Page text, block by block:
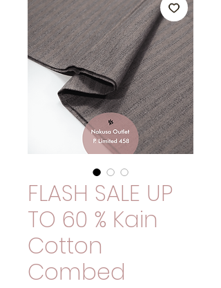
FLASH SALE UP
TO 60 % Kain
Cotton
Combed